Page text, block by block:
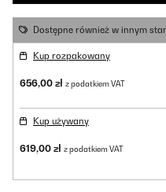
Dostępne również w innym
Kup rozpakowany
656,00 zł z podatkiem VAT
Kup używany
619,00 zł z podatkiem VAT